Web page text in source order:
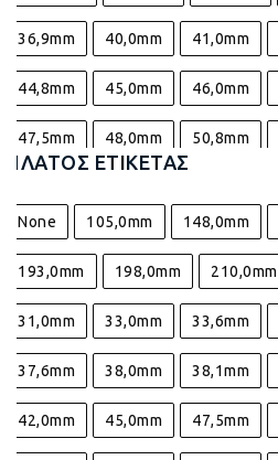
36,9mm 40,0mm 41,0mm
44,8mm 45,0mm 46,0mm
47,5mm 48,0mm 50,8mm
70,0mm 73,8mm 90,0mm
ΠΛΆΤΟΣ ΕΤΙΚΈΤΑΣ
None 105,0mm 148,0mm
193,0mm 198,0mm 210,0mm
31,0mm 33,0mm 33,6mm
37,6mm 38,0mm 38,1mm
42,0mm 45,0mm 47,5mm